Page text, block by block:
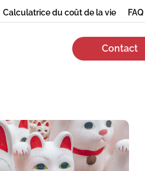
Calculatrice du coût de la vie FAQ
Contact